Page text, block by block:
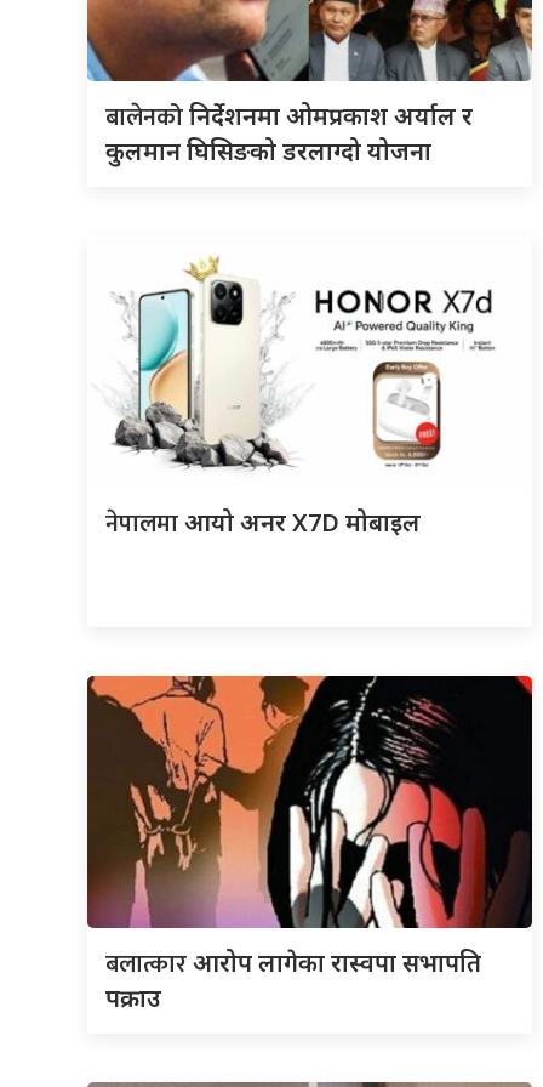
बालेनकोनिर्देशनमा ओमप्रकाश अर्याल र
कुलमान घिसिङको डरलाग्दो योजना
नेपालमाआयो अनर X7D मोबाइल
बलात्कारआरोप लागेका रास्वपा सभापति
पक्राउ